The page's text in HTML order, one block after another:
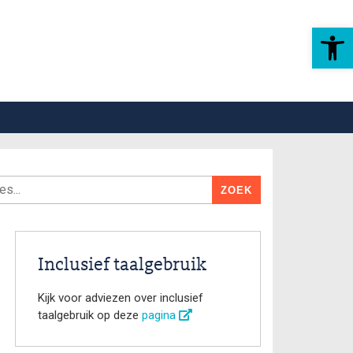
Toolbar openen
Inclusief taalgebruik
Kijk voor adviezen over inclusief
taalgebruik op deze pagina